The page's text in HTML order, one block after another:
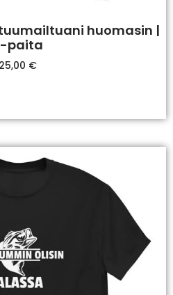
huomasin |
paita
25,00 €